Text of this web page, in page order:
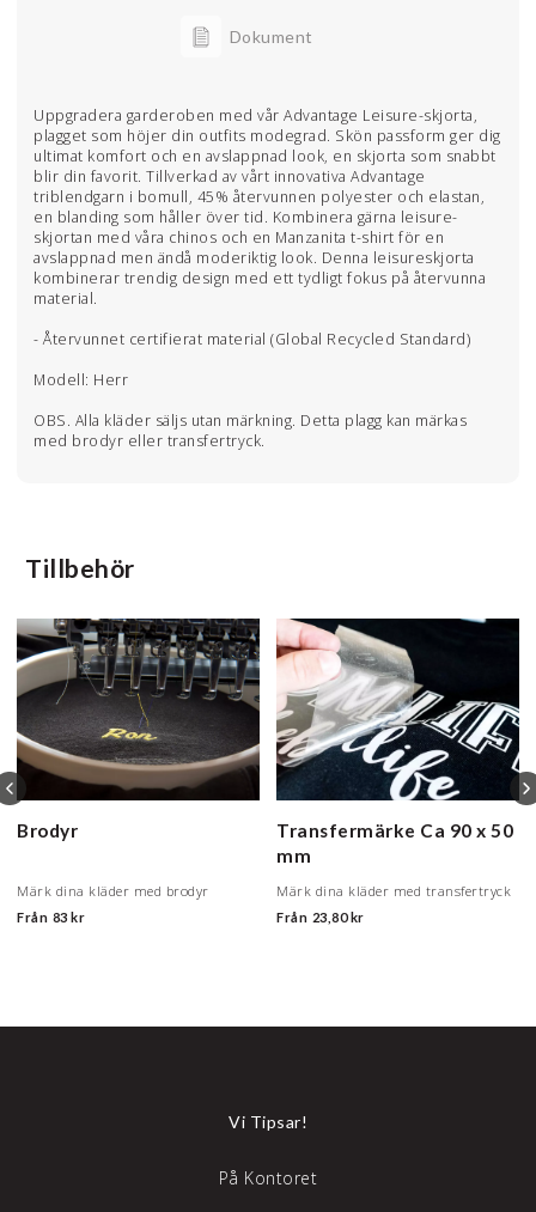
Dokument
Uppgradera garderoben med vår Advantage Leisure-skjorta,
plagget som höjer din outfits modegrad. Skön passform ger dig
ultimat komfort och en avslappnad look, en skjorta som snabbt
blir din favorit. Tillverkad av vårt innovativa Advantage
triblendgarn i bomull, 45% återvunnen polyester och elastan,
en blanding som håller över tid. Kombinera gärna leisure-
skjortan med våra chinos och en Manzanita t-shirt för en
avslappnad men ändå moderiktig look. Denna leisureskjorta
kombinerar trendig design med ett tydligt fokus på återvunna
material.
- Återvunnet certifierat material (Global Recycled Standard)
Modell: Herr
OBS. Alla kläder säljs utan märkning. Detta plagg kan märkas
med brodyr eller transfertryck.
Tillbehör
Brodyr
Märk dina kläder med brodyr
Från 83 kr
Transfermärke Ca 90 x 50
mm
Märk dina kläder med transfertryck
Från 23,80 kr
Vi Tipsar!
På Kontoret